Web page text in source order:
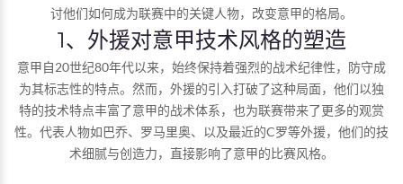
讨他们如何成为联赛中的关键人物，改变意甲的格局。
1、外援对意甲技术风格的塑造
意甲自20世纪80年代以来，始终保持着强烈的战术纪律性，防守成
为其标志性的特点。然而，外援的引入打破了这种局面，他们以独
特的技术特点丰富了意甲的战术体系，也为联赛带来了更多的观赏
性。代表人物如巴乔、罗马里奥、以及最近的C罗等外援，他们的技
术细腻与创造力，直接影响了意甲的比赛风格。